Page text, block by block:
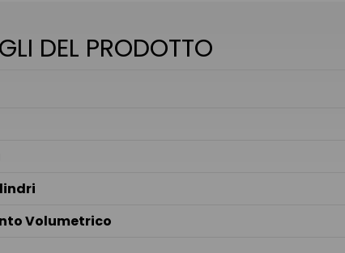
DEL PRODOTTO
Volumetrico